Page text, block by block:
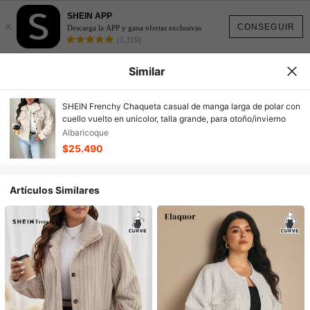
CONSEGUIR
×
SHEIN APP
Descarga la APP y gana ofertas exclusivas
(1,319)
Similar
SHEIN Frenchy Chaqueta casual de manga larga de polar con
cuello vuelto en unicolor, talla grande, para otoño/invierno
Albaricoque
$25.490
Artículos Similares